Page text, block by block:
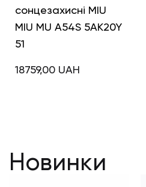
сонцезахисні MIU
MIU MU A54S 5AK20Y
51
18759,00 UAH
Новинки